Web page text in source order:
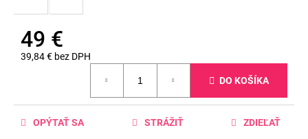
49 €
39,84 € bez DPH
DO KOŠÍKA
OPÝTAŤ SA STRÁŽIŤ ZDIEĽAŤ